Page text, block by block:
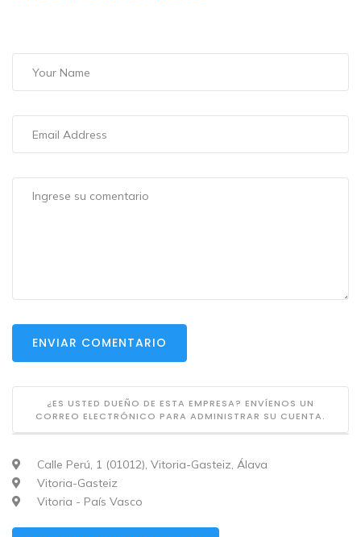
ENVIAR COMENTARIO
¿ES USTED DUEÑO DE ESTA EMPRESA? ENVÍENOS UN
CORREO ELECTRÓNICO PARA ADMINISTRAR SU CUENTA.
Calle Perú, 1 (01012), Vitoria-Gasteiz, Álava
Vitoria-Gasteiz
Vitoria - País Vasco